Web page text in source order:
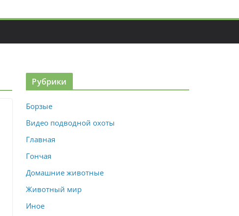
Рубрики
Борзые
Видео подводной охоты
Главная
Гончая
Домашние животные
Животный мир
Иное